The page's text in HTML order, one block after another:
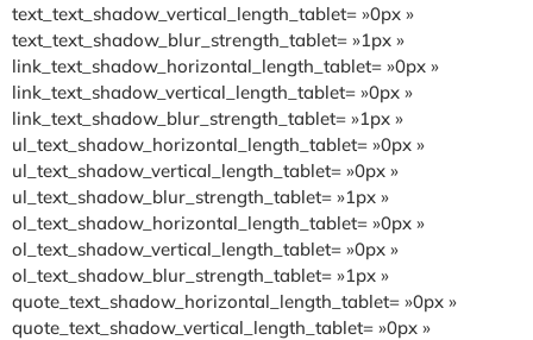
text_text_shadow_vertical_length_tablet= »0px »
text_text_shadow_blur_strength_tablet= »1px »
link_text_shadow_horizontal_length_tablet= »0px »
link_text_shadow_vertical_length_tablet= »0px »
link_text_shadow_blur_strength_tablet= »1px »
ul_text_shadow_horizontal_length_tablet= »0px »
ul_text_shadow_vertical_length_tablet= »0px »
ul_text_shadow_blur_strength_tablet= »1px »
ol_text_shadow_horizontal_length_tablet= »0px »
ol_text_shadow_vertical_length_tablet= »0px »
ol_text_shadow_blur_strength_tablet= »1px »
quote_text_shadow_horizontal_length_tablet= »0px »
quote_text_shadow_vertical_length_tablet= »0px »